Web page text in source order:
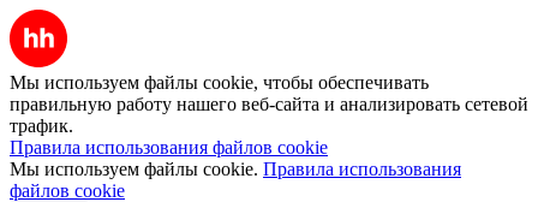
Мы используем файлы cookie, чтобы обеспечивать
правильную работу нашего веб-сайта и анализировать сетевой
трафик.
Правила использования файлов cookie
Мы используем файлы cookie. Правила использования
файлов cookie